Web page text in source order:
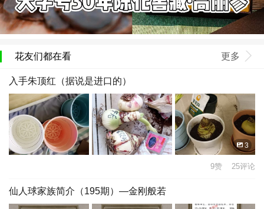
花友们都在看 更多
入手朱顶红（据说是进口的）
3
9赞 25评论
仙人球家族简介（195期）—金刚般若